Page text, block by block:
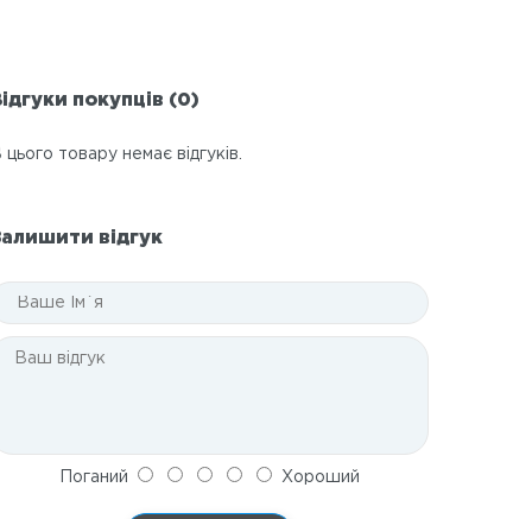
покупців (0)
цього товару немає відгуків.
відгук
Поганий Хороший